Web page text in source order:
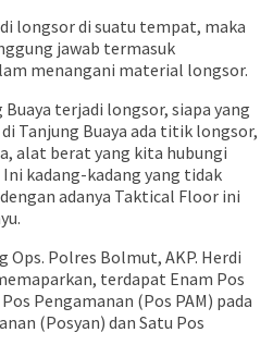
longsor di suatu tempat, maka
jawab termasuk
menangani material longsor.
terjadi longsor, siapa yang
Tanjung Buaya ada titik longsor,
alat berat yang kita hubungi
kadang-kadang yang tidak
adanya Taktical Floor ini
Ops. Polres Bolmut, AKP. Herdi
terdapat Enam Pos
Pengamanan (Pos PAM) pada
(Posyan) dan Satu Pos